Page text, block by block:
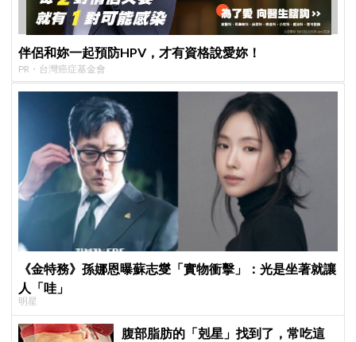
伴侶和妳一起預防HPV，才有資格說愛妳！
PR・台灣癌症基金會
《金特務》孫娜恩曝蘇志燮「實物衝擊」：光是坐著就讓
人「哇」
明星
腹部脂肪的「剋星」找到了，常吃這